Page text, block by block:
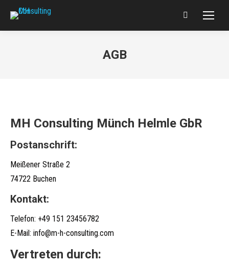
Search:
AGB
MH Consulting Münch Helmle GbR
Postanschrift:
Meißener Straße 2
74722 Buchen
Kontakt:
Telefon: +49 151 23456782
E-Mail: info@m-h-consulting.com
Vertreten durch: